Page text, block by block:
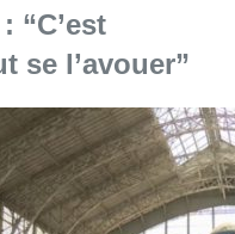
“C’est
se l’avouer”